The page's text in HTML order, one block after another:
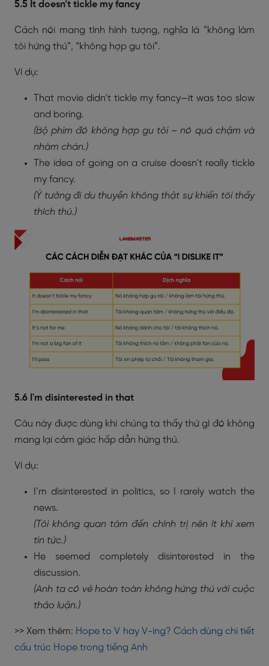
5.5 It doesn’t tickle my fancy
Cách nói mang tính hình tượng, nghĩa là “không làm
tôi hứng thú”, “không hợp gu tôi”.
Ví dụ:
That movie didn’t tickle my fancy—it was too slow
and boring.
(Bộ phim đó không hợp gu tôi – nó quá chậm và
nhàm chán.)
The idea of going on a cruise doesn’t really tickle
my fancy.
(Ý tưởng đi du thuyền không thật sự khiến tôi thấy
thích thú.)
5.6 I'm disinterested in that
Câu này được dùng khi chúng ta thấy thứ gì đó không
mang lại cảm giác hấp dẫn hứng thú.
Ví dụ:
I’m disinterested in politics, so I rarely watch the
news.
(Tôi không quan tâm đến chính trị nên ít khi xem
tin tức.)
He seemed completely disinterested in the
discussion.
(Anh ta có vẻ hoàn toàn không hứng thú với cuộc
thảo luận.)
>> Xem thêm: Hope to V hay V-ing? Cách dùng chi tiết
cấu trúc Hope trong tiếng Anh